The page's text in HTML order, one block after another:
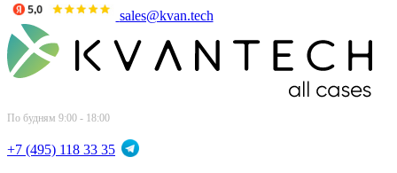
sales@kvan.tech
По будням 9:00 - 18:00
+7 (495) 118 33 35